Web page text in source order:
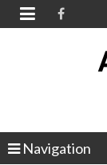

Navigation